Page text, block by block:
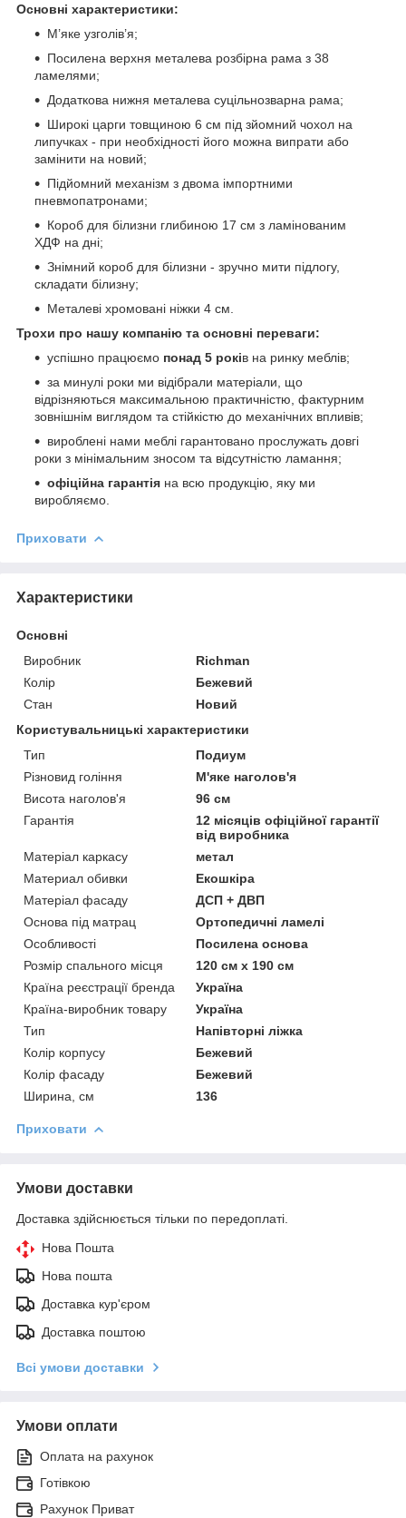
Основні характеристики:
М’яке узголів’я;
Посилена верхня металева розбірна рама з 38
ламелями;
Додаткова нижня металева суцільнозварна рама;
Широкі царги товщиною 6 см під зйомний чохол на
липучках - при необхідності його можна випрати або
замінити на новий;
Підйомний механізм з двома імпортними
пневмопатронами;
Короб для білизни глибиною 17 см з ламінованим
ХДФ на дні;
Знімний короб для білизни - зручно мити підлогу,
складати білизну;
Металеві хромовані ніжки 4 см.
Трохи про нашу компанію та основні переваги:
успішно працюємо понад 5 років на ринку меблів;
за минулі роки ми відібрали матеріали, що
відрізняються максимальною практичністю, фактурним
зовнішнім виглядом та стійкістю до механічних впливів;
вироблені нами меблі гарантовано прослужать довгі
роки з мінімальним зносом та відсутністю ламання;
офіційна гарантія на всю продукцію, яку ми
виробляємо.
Приховати
Характеристики
Основні
Виробник
Richman
Колір
Бежевий
Стан
Новий
Користувальницькі характеристики
Тип
Подиум
Різновид гоління
М'яке наголов'я
Висота наголов'я
96 см
Гарантія
12 місяців офіційної гарантії
від виробника
Матеріал каркасу
метал
Материал обивки
Екошкіра
Матеріал фасаду
ДСП + ДВП
Основа під матрац
Ортопедичні ламелі
Особливості
Посилена основа
Розмір спального місця
120 см х 190 см
Країна реєстрації бренда
Україна
Країна-виробник товару
Україна
Тип
Напівторні ліжка
Колір корпусу
Бежевий
Колір фасаду
Бежевий
Ширина, см
136
Приховати
Умови доставки
Доставка здійснюється тільки по передоплаті.
Нова Пошта
Нова пошта
Доставка кур'єром
Доставка поштою
Всі умови доставки
Умови оплати
Оплата на рахунок
Готівкою
Рахунок Приват